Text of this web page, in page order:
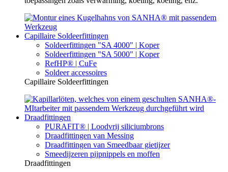
Capillaire Soldeerfittingen
Soldeerfittingen "SA 4000" | Koper
Soldeerfittingen "SA 5000" | Koper
RefHP® | CuFe
Soldeer accessoires
Capillaire Soldeerfittingen
Draadfittingen
PURAFIT® | Loodvrij siliciumbrons
Draadfittingen van Messing
Draadfittingen van Smeedbaar gietijzer
Smeedijzeren pijpnippels en moffen
Draadfittingen